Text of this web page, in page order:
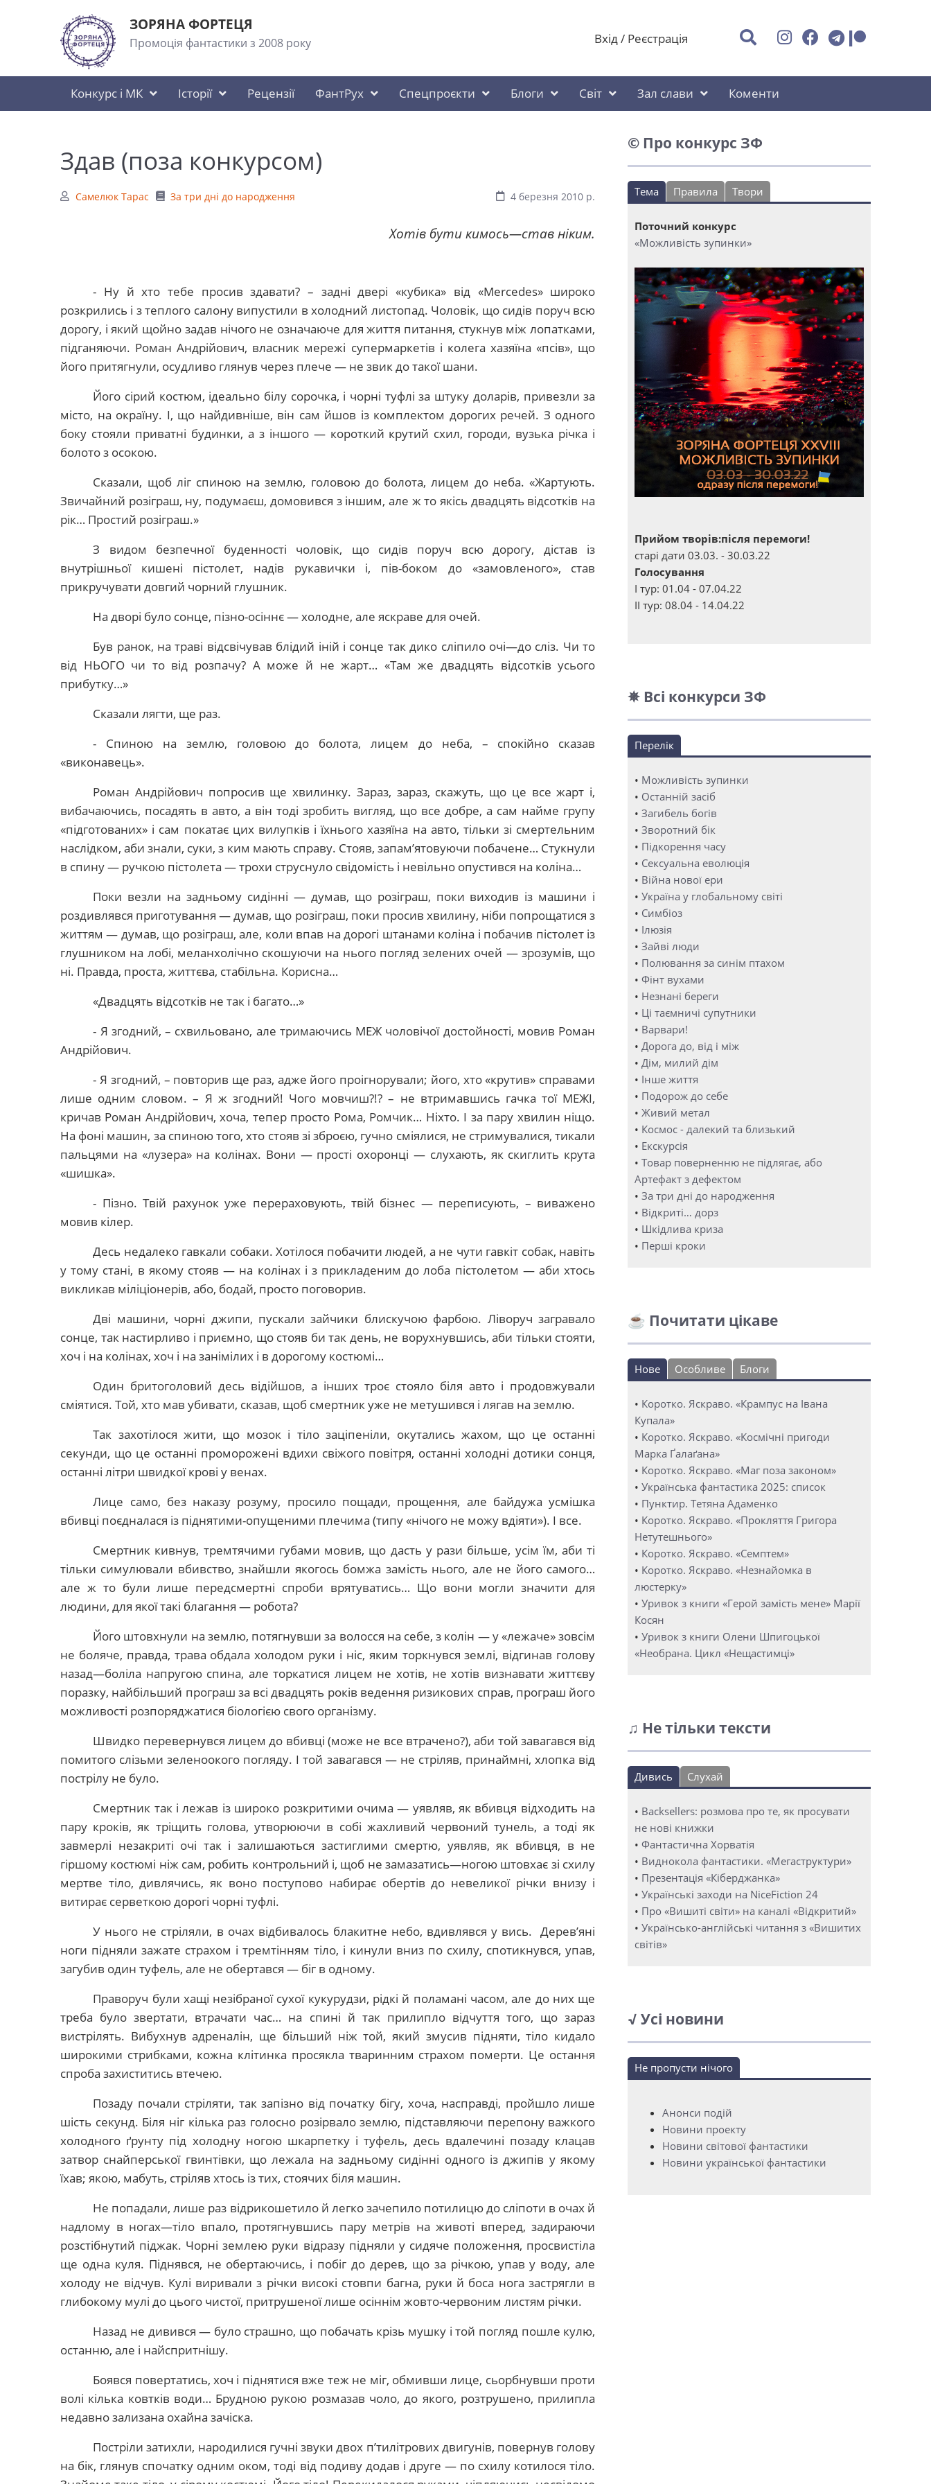
ЗОРЯНА ФОРТЕЦЯ
Промоція фантастики з 2008 року Вхід / Реєстрація
Конкурс і МК Історії Рецензії ФантРух Спецпроєкти Блоги Світ Зал слави Коменти
Здав (поза конкурсом)
Самелюк Тарас За три дні до народження 4 березня 2010 р.
Хотів бути кимось—став ніким.
- Ну й хто тебе просив здавати? – задні двері «кубика» від «Mercedes» широко
розкрились і з теплого салону випустили в холодний листопад. Чоловік, що сидів поруч всю
дорогу, і який щойно задав нічого не означаюче для життя питання, стукнув між лопатками,
підганяючи. Роман Андрійович, власник мережі супермаркетів і колега хазяїна «псів», що
його притягнули, осудливо глянув через плече — не звик до такої шани.
Його сірий костюм, ідеально білу сорочка, і чорні туфлі за штуку доларів, привезли за
місто, на окраїну. І, що найдивніше, він сам йшов із комплектом дорогих речей. З одного
боку стояли приватні будинки, а з іншого — короткий крутий схил, городи, вузька річка і
болото з осокою.
Сказали, щоб ліг спиною на землю, головою до болота, лицем до неба. «Жартують.
Звичайний розіграш, ну, подумаєш, домовився з іншим, але ж то якісь двадцять відсотків на
рік… Простий розіграш.»
З видом безпечної буденності чоловік, що сидів поруч всю дорогу, дістав із
внутрішньої кишені пістолет, надів рукавички і, пів-боком до «замовленого», став
прикручувати довгий чорний глушник.
На дворі було сонце, пізно-осіннє — холодне, але яскраве для очей.
Був ранок, на траві відсвічував блідий іній і сонце так дико сліпило очі—до сліз. Чи то
від НЬОГО чи то від розпачу? А може й не жарт… «Там же двадцять відсотків усього
прибутку…»
Сказали лягти, ще раз.
- Спиною на землю, головою до болота, лицем до неба, – спокійно сказав
«виконавець».
Роман Андрійович попросив ще хвилинку. Зараз, зараз, скажуть, що це все жарт і,
вибачаючись, посадять в авто, а він тоді зробить вигляд, що все добре, а сам найме групу
«підготованих» і сам покатає цих вилупків і їхнього хазяїна на авто, тільки зі смертельним
наслідком, аби знали, суки, з ким мають справу. Стояв, запам’ятовуючи побачене… Стукнули
в спину — ручкою пістолета — трохи струснуло свідомість і невільно опустився на коліна…
Поки везли на задньому сидінні — думав, що розіграш, поки виходив із машини і
роздивлявся приготування — думав, що розіграш, поки просив хвилину, ніби попрощатися з
життям — думав, що розіграш, але, коли впав на дорогі штанами коліна і побачив пістолет із
глушником на лобі, меланхолічно скошуючи на нього погляд зелених очей — зрозумів, що
ні. Правда, проста, життєва, стабільна. Корисна…
«Двадцять відсотків не так і багато…»
- Я згодний, – схвильовано, але тримаючись МЕЖ чоловічої достойності, мовив Роман
Андрійович.
- Я згодний, – повторив ще раз, адже його проігнорували; його, хто «крутив» справами
лише одним словом. – Я ж згодний! Чого мовчиш?!? – не втримавшись гачка тої МЕЖІ,
кричав Роман Андрійович, хоча, тепер просто Рома, Ромчик… Ніхто. І за пару хвилин ніщо.
На фоні машин, за спиною того, хто стояв зі зброєю, гучно сміялися, не стримувалися, тикали
пальцями на «лузера» на колінах. Вони — прості охоронці — слухають, як скиглить крута
«шишка».
- Пізно. Твій рахунок уже перераховують, твій бізнес — переписують, – виважено
мовив кілер.
Десь недалеко гавкали собаки. Хотілося побачити людей, а не чути гавкіт собак, навіть
у тому стані, в якому стояв — на колінах і з прикладеним до лоба пістолетом — аби хтось
викликав міліціонерів, або, бодай, просто поговорив.
Дві машини, чорні джипи, пускали зайчики блискучою фарбою. Ліворуч загравало
сонце, так настирливо і приємно, що стояв би так день, не ворухнувшись, аби тільки стояти,
хоч і на колінах, хоч і на занімілих і в дорогому костюмі…
Один бритоголовий десь відійшов, а інших троє стояло біля авто і продовжували
сміятися. Той, хто мав убивати, сказав, щоб смертник уже не метушився і лягав на землю.
Так захотілося жити, що мозок і тіло заціпеніли, окутались жахом, що це останні
секунди, що це останні проморожені вдихи свіжого повітря, останні холодні дотики сонця,
останні літри швидкої крові у венах.
Лице само, без наказу розуму, просило пощади, прощення, але байдужа усмішка
вбивці поєдналася із піднятими-опущеними плечима (типу «нічого не можу вдіяти»). І все.
Смертник кивнув, тремтячими губами мовив, що дасть у рази більше, усім їм, аби ті
тільки симулювали вбивство, знайшли якогось бомжа замість нього, але не його самого…
але ж то були лише передсмертні спроби врятуватись… Що вони могли значити для
людини, для якої такі благання — робота?
Його штовхнули на землю, потягнувши за волосся на себе, з колін — у «лежаче» зовсім
не боляче, правда, трава обдала холодом руки і ніс, яким торкнувся землі, відгинав голову
назад—боліла напругою спина, але торкатися лицем не хотів, не хотів визнавати життєву
поразку, найбільший програш за всі двадцять років ведення ризикових справ, програш його
можливості розпоряджатися біологією свого організму.
Швидко перевернувся лицем до вбивці (може не все втрачено?), аби той завагався від
помитого слізьми зеленоокого погляду. І той завагався — не стріляв, принаймні, хлопка від
пострілу не було.
Смертник так і лежав із широко розкритими очима — уявляв, як вбивця відходить на
пару кроків, як тріщить голова, утворюючи в собі жахливий червоний тунель, а тоді як
завмерлі незакриті очі так і залишаються застиглими смертю, уявляв, як вбивця, в не
гіршому костюмі ніж сам, робить контрольний і, щоб не замазатись—ногою штовхає зі схилу
мертве тіло, дивлячись, як воно поступово набирає обертів до невеликої річки внизу і
витирає серветкою дорогі чорні туфлі.
У нього не стріляли, в очах відбивалось блакитне небо, вдивлявся у вись. Дерев’яні
ноги підняли зажате страхом і тремтінням тіло, і кинули вниз по схилу, спотикнувся, упав,
загубив один туфель, але не обертався — біг в одному.
Праворуч були хащі незібраної сухої кукурудзи, рідкі й поламані часом, але до них ще
треба було звертати, втрачати час… на спині й так прилипло відчуття того, що зараз
вистрілять. Вибухнув адреналін, ще більший ніж той, який змусив підняти, тіло кидало
широкими стрибками, кожна клітинка просякла тваринним страхом померти. Це остання
спроба захиститись втечею.
Позаду почали стріляти, так запізно від початку бігу, хоча, насправді, пройшло лише
шість секунд. Біля ніг кілька раз голосно розірвало землю, підставляючи перепону важкого
холодного ґрунту під холодну ногою шкарпетку і туфель, десь вдалечині позаду клацав
затвор снайперської гвинтівки, що лежала на задньому сидінні одного із джипів у якому
їхав; якою, мабуть, стріляв хтось із тих, стоячих біля машин.
Не попадали, лише раз відрикошетило й легко зачепило потилицю до сліпоти в очах й
надлому в ногах—тіло впало, протягнувшись пару метрів на животі вперед, задираючи
розстібнутий піджак. Чорні землею руки відразу підняли у сидяче положення, просвистіла
ще одна куля. Піднявся, не обертаючись, і побіг до дерев, що за річкою, упав у воду, але
холоду не відчув. Кулі виривали з річки високі стовпи багна, руки й боса нога застрягли в
глибокому мулі до цього чистої, притрушеної лише осіннім жовто-червоним листям річки.
Назад не дивився — було страшно, що побачать крізь мушку і той погляд пошле кулю,
останню, але і найспритнішу.
Боявся повертатись, хоч і піднятися вже теж не міг, обмивши лице, сьорбнувши проти
волі кілька ковтків води… Брудною рукою розмазав чоло, до якого, розтрушено, прилипла
недавно зализана охайна зачіска.
Постріли затихли, народилися гучні звуки двох п’тилітрових двигунів, повернув голову
на бік, глянув спочатку одним оком, тоді від подиву додав і друге — по схилу котилося тіло.
© Про конкурс ЗФ
Тема Правила Твори
Поточний конкурс
«Можливість зупинки»
Прийом творів:після перемоги!
старі дати 03.03. - 30.03.22
Голосування
І тур: 01.04 - 07.04.22
ІІ тур: 08.04 - 14.04.22
✵ Всі конкурси ЗФ
Перелік
• Можливість зупинки
• Останній засіб
• Загибель богів
• Зворотний бік
• Підкорення часу
• Сексуальна еволюція
• Війна нової ери
• Україна у глобальному світі
• Симбіоз
• Ілюзія
• Зайві люди
• Полювання за синім птахом
• Фінт вухами
• Незнані береги
• Ці таємничі супутники
• Варвари!
• Дорога до, від і між
• Дім, милий дім
• Інше життя
• Подорож до себе
• Живий метал
• Космос - далекий та близький
• Екскурсія
• Товар поверненню не підлягає, або
Артефакт з дефектом
• За три дні до народження
• Відкриті… дорз
• Шкідлива криза
• Перші кроки
☕ Почитати цікаве
Нове Особливе Блоги
• Коротко. Яскраво. «Крампус на Івана
Купала»
• Коротко. Яскраво. «Космічні пригоди
Марка Ґалаґана»
• Коротко. Яскраво. «Маг поза законом»
• Українська фантастика 2025: список
• Пунктир. Тетяна Адаменко
• Коротко. Яскраво. «Прокляття Григора
Нетутешнього»
• Коротко. Яскраво. «Семптем»
• Коротко. Яскраво. «Незнайомка в
люстерку»
• Уривок з книги «Герой замість мене» Марії
Косян
• Уривок з книги Олени Шпигоцької
«Необрана. Цикл «Нещастимці»
♫ Не тільки тексти
Дивись Слухай
• Backsellers: розмова про те, як просувати
не нові книжки
• Фантастична Хорватія
• Виднокола фантастики. «Мегаструктури»
• Презентація «Кіберджанка»
• Українські заходи на NiceFiction 24
• Про «Вишиті світи» на каналі «Відкритий»
• Українсько-англійські читання з «Вишитих
світів»
√ Усі новини
Не пропусти нічого
Анонси подій
Новини проекту
Новини світової фантастики
Новини української фантастики